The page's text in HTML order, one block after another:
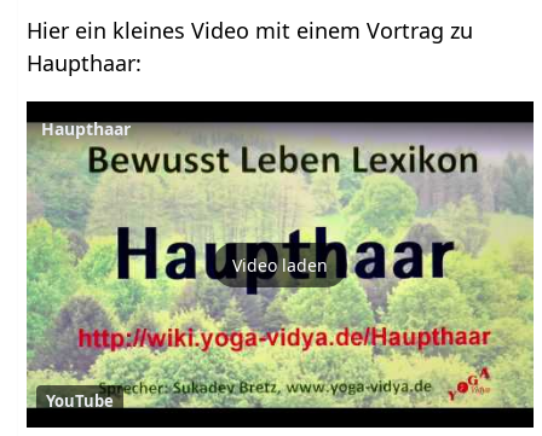
Hier ein kleines Video mit einem Vortrag zu
Haupthaar‏‎:
Haupthaar
Video laden
YouTube